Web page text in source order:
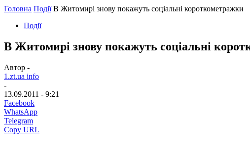
Головна Події В Житомирі знову покажуть соціальні короткометражки
Події
В Житомирі знову покажуть соціальні
Автор -
1.zt.ua info
-
13.09.2011 - 9:21
Facebook
WhatsApp
Telegram
Copy URL